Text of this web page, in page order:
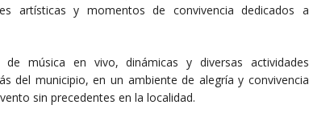
artísticas y momentos de convivencia dedicados a
música en vivo, dinámicas y diversas actividades
del municipio, en un ambiente de alegría y convivencia
sin precedentes en la localidad.